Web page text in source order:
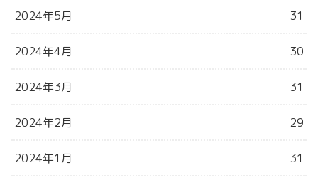
2024年5月 31
2024年4月 30
2024年3月 31
2024年2月 29
2024年1月 31